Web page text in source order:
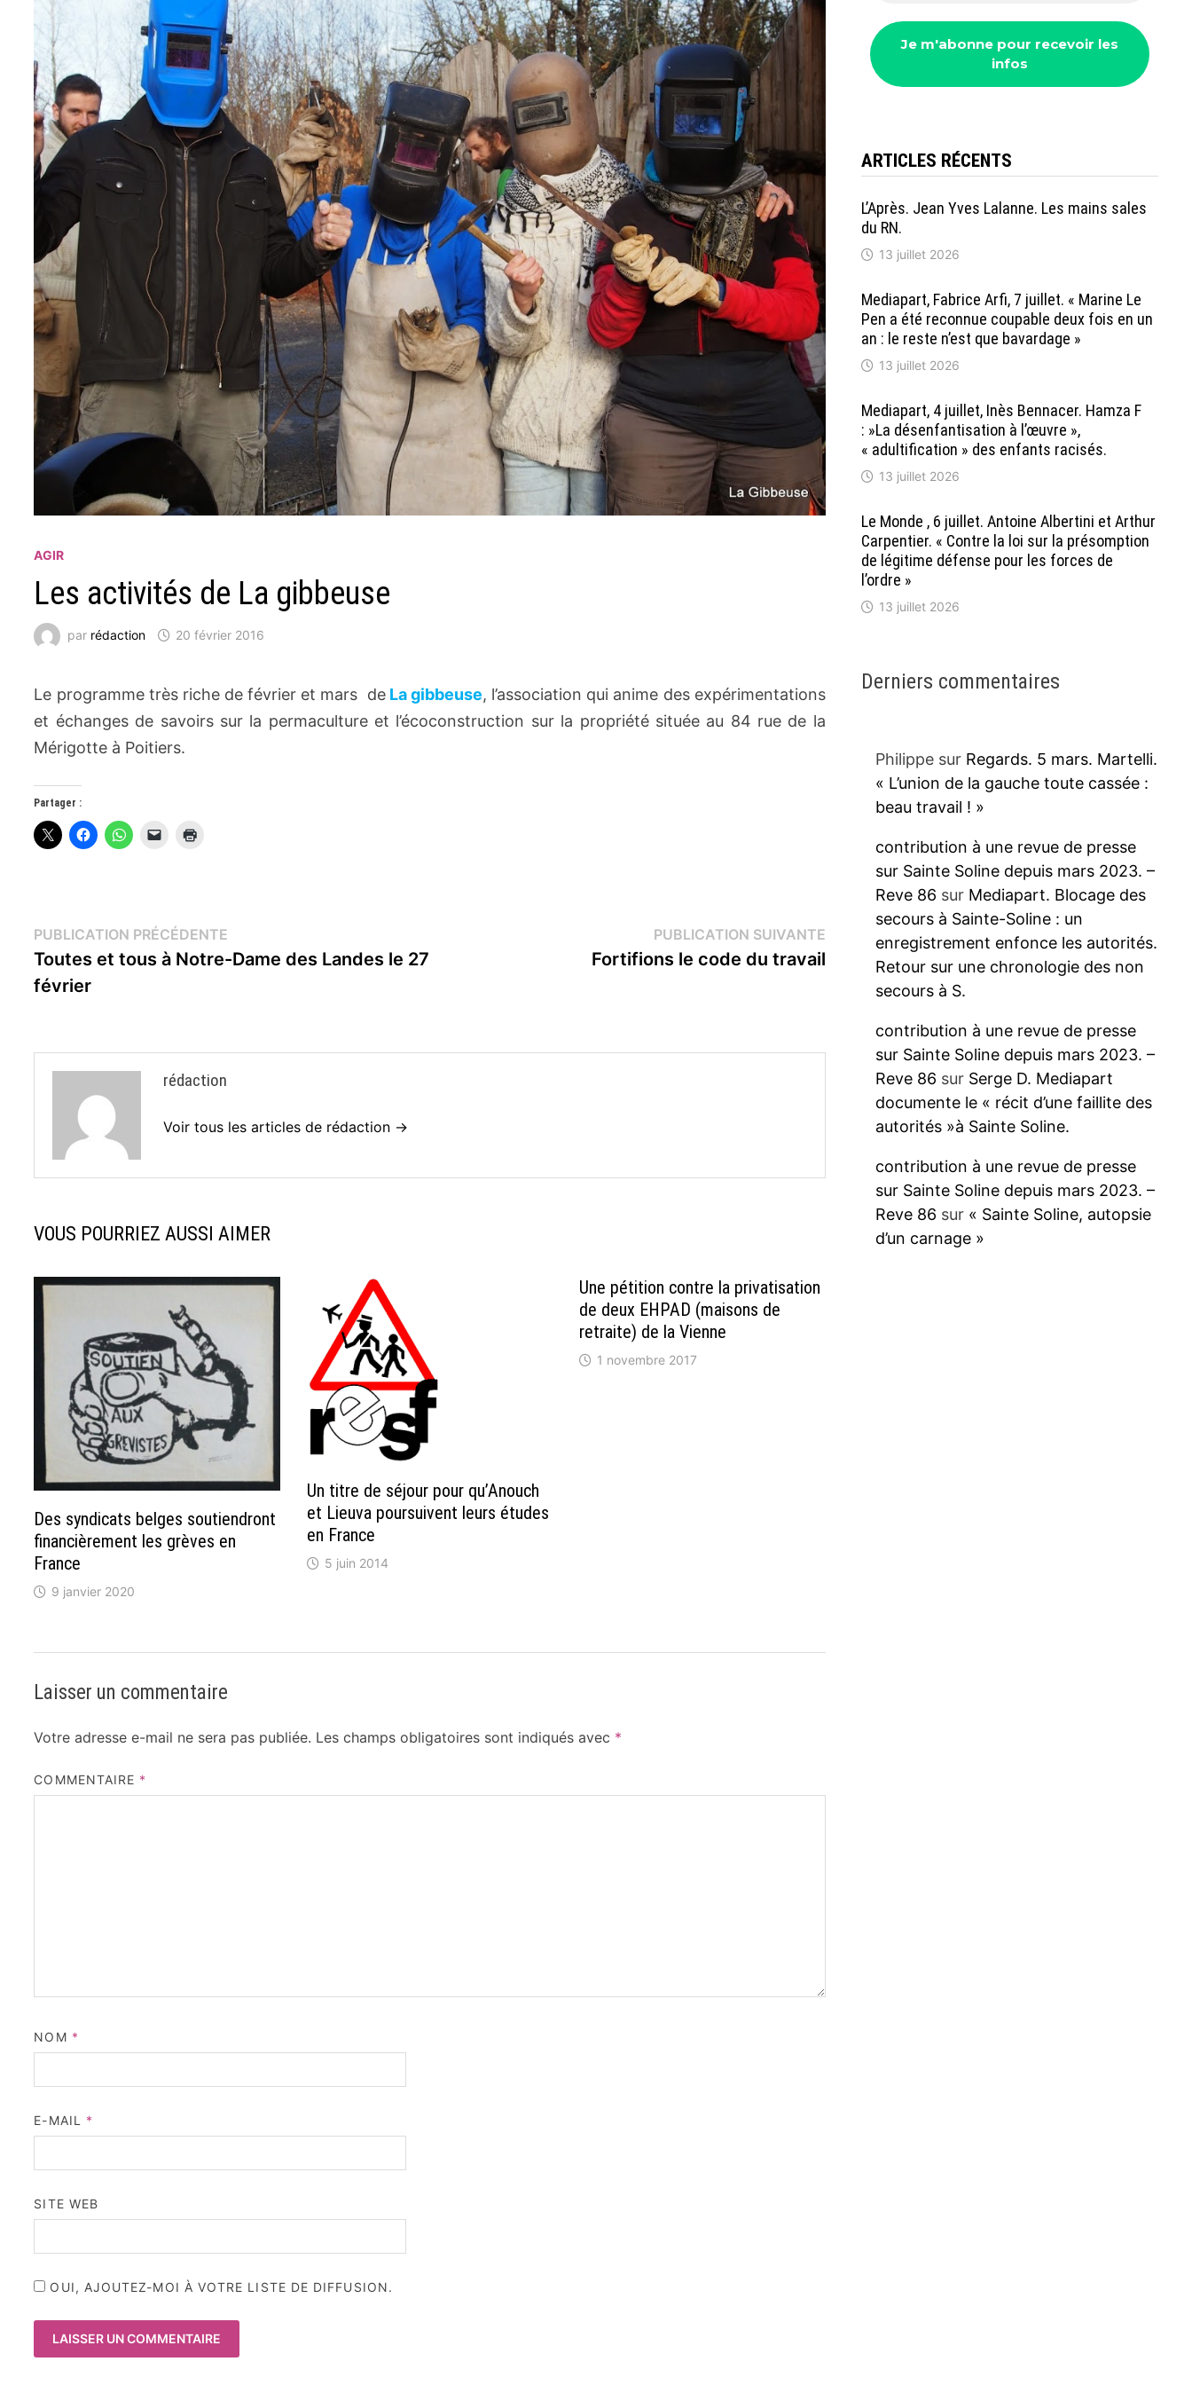
AGIR
Les activités de La gibbeuse
par rédaction 20 février 2016
Le programme très riche de février et mars deLa gibbeuse, l’association qui anime des expérimentations
et échanges de savoirs sur la permaculture et l’écoconstruction sur la propriété située au 84 rue de la
Mérigotte à Poitiers.
Partager :
Navigation
de
PUBLICATION PRÉCÉDENTE
précédente :
Toutes et tous à Notre-Dame des Landes le 27
février
PUBLICATION SUIVANTEPublication
suivante :
Fortifions le code du travail
rédaction
Voir tous les articles de rédaction →
VOUS POURRIEZ AUSSI AIMER
Des syndicats belges soutiendront
financièrement les grèves en
France
9 janvier 2020
Un titre de séjour pour qu’Anouch
et Lieuva poursuivent leurs études
en France
5 juin 2014
Une pétition contre la privatisation
de deux EHPAD (maisons de
retraite) de la Vienne
1 novembre 2017
Laisser un commentaire
Votre adresse e-mail ne sera pas publiée. Les champs obligatoires sont indiqués avec *
COMMENTAIRE *
NOM *
E-MAIL *
SITE WEB
OUI, AJOUTEZ-MOI À VOTRE LISTE DE DIFFUSION.
ARTICLES RÉCENTS
L’Après. Jean Yves Lalanne. Les mains sales
du RN.
13 juillet 2026
Mediapart, Fabrice Arfi, 7 juillet. « Marine Le
Pen a été reconnue coupable deux fois en un
an : le reste n’est que bavardage »
13 juillet 2026
Mediapart, 4 juillet, Inès Bennacer. Hamza F
: »La désenfantisation à l’œuvre »,
« adultification » des enfants racisés.
13 juillet 2026
Le Monde , 6 juillet. Antoine Albertini et Arthur
Carpentier. « Contre la loi sur la présomption
de légitime défense pour les forces de
l’ordre »
13 juillet 2026
Derniers commentaires
Philippesur Regards. 5 mars. Martelli.
« L’union de la gauche toute cassée :
beau travail ! »
contribution à une revue de presse
sur Sainte Soline depuis mars 2023. –
Reve 86 sur Mediapart. Blocage des
secours à Sainte-Soline : un
enregistrement enfonce les autorités.
Retour sur une chronologie des non
secours à S.
contribution à une revue de presse
sur Sainte Soline depuis mars 2023. –
Reve 86 sur Serge D. Mediapart
documente le « récit d’une faillite des
autorités »à Sainte Soline.
contribution à une revue de presse
sur Sainte Soline depuis mars 2023. –
Reve 86 sur « Sainte Soline, autopsie
d’un carnage »